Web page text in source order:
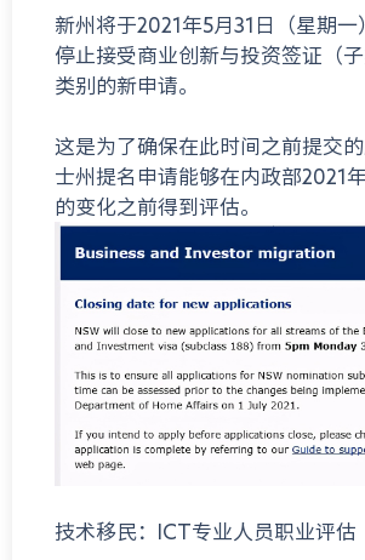
新州将于2021年5月31日（星期一
停止接受商业创新与投资签证（
类别的新申请。
这是为了确保在此时间之前提交
士州提名申请能够在内政部2021
的变化之前得到评估。
技术移民：ICT专业人员职业评估